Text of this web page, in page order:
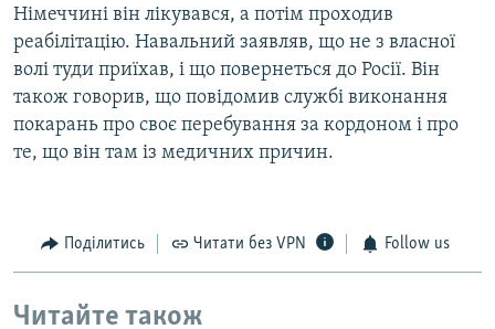
Німеччині він лікувався, а потім проходив
реабілітацію. Навальний заявляв, що не з власної
волі туди приїхав, і що повернеться до Росії. Він
також говорив, що повідомив службі виконання
покарань про своє перебування за кордоном і про
те, що він там із медичних причин.
Поділитись Читати без VPN Follow us
Читайте також